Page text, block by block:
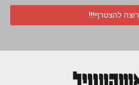
רוצה להצטרף!!!